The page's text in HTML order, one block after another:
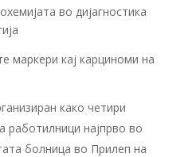
во дијагностика
маркери кај карциноми на
како четири
работилници најпрво во
болница во Прилеп на